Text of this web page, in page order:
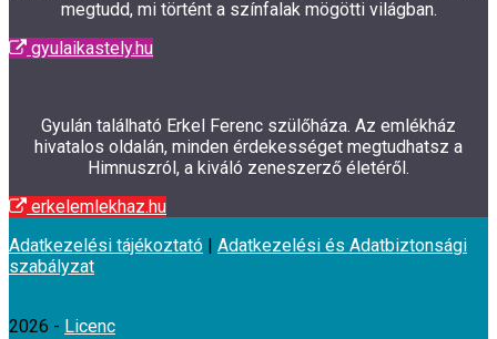
megtudd, mi történt a színfalak mögötti világban.
gyulaikastely.hu
Gyulán található Erkel Ferenc szülőháza. Az emlékház
hivatalos oldalán, minden érdekességet megtudhatsz a
Himnuszról, a kiváló zeneszerző életéről.
erkelemlekhaz.hu
Adatkezelési tájékoztató | Adatkezelési és Adatbiztonsági
szabályzat
2026 - Licenc